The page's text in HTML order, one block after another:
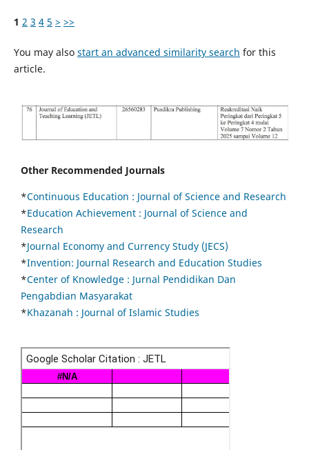
1 2 3 4 5 > >>
You may also start an advanced similarity search for this
article.
Other Recommended Journals
*Continuous Education : Journal of Science and Research
*Education Achievement : Journal of Science and
Research
*Journal Economy and Currency Study (JECS)
*Invention: Journal Research and Education Studies
*Center of Knowledge : Jurnal Pendidikan Dan
Pengabdian Masyarakat
*Khazanah : Journal of Islamic Studies